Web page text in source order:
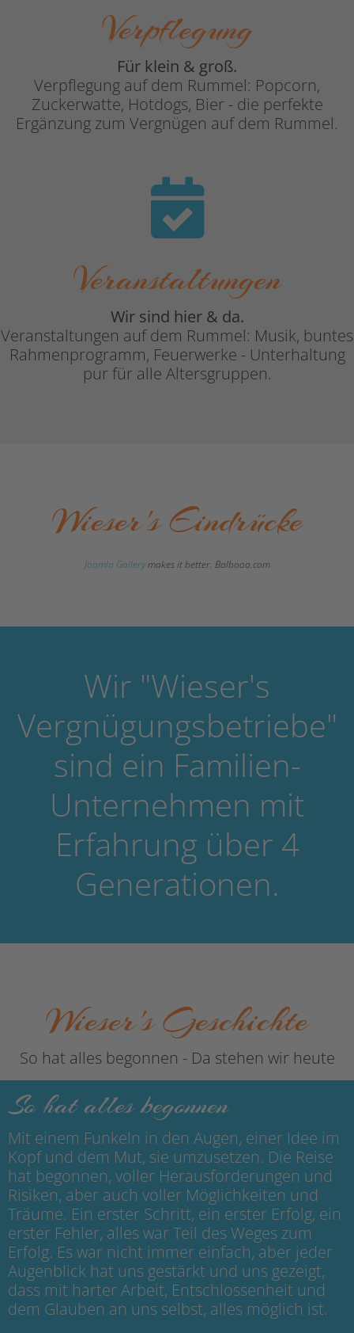
Verpflegung
Für klein & groß.
Verpflegung auf dem Rummel: Popcorn,
Zuckerwatte, Hotdogs, Bier - die perfekte
Ergänzung zum Vergnügen auf dem Rummel.
Veranstaltungen
Wir sind hier & da.
Veranstaltungen auf dem Rummel: Musik, buntes
Rahmenprogramm, Feuerwerke - Unterhaltung
pur für alle Altersgruppen.
Wieser's Eindrücke
Joomla Gallerymakes it better. Balbooa.com
Wir "Wieser's
Vergnügungsbetriebe"
sind ein Familien-
Unternehmen mit
Erfahrung über 4
Generationen.
Wieser's Geschichte
So hat alles begonnen - Da stehen wir heute
So hat alles begonnen
Mit einem Funkeln in den Augen, einer Idee im
Kopf und dem Mut, sie umzusetzen. Die Reise
hat begonnen, voller Herausforderungen und
Risiken, aber auch voller Möglichkeiten und
Träume. Ein erster Schritt, ein erster Erfolg, ein
erster Fehler, alles war Teil des Weges zum
Erfolg. Es war nicht immer einfach, aber jeder
Augenblick hat uns gestärkt und uns gezeigt,
dass mit harter Arbeit, Entschlossenheit und
dem Glauben an uns selbst, alles möglich ist.